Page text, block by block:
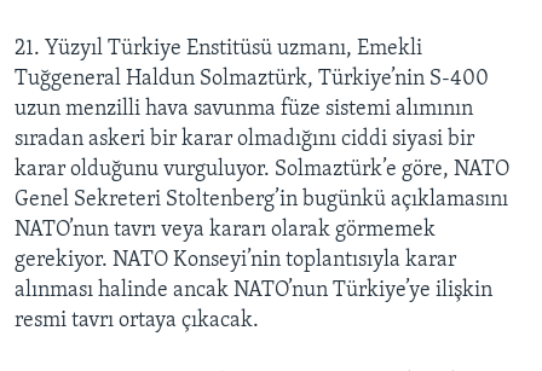
21. Yüzyıl Türkiye Enstitüsü uzmanı, Emekli
Tuğgeneral Haldun Solmaztürk, Türkiye’nin S-400
uzun menzilli hava savunma füze sistemi alımının
sıradan askeri bir karar olmadığını ciddi siyasi bir
karar olduğunu vurguluyor. Solmaztürk’e göre, NATO
Genel Sekreteri Stoltenberg’in bugünkü açıklamasını
NATO’nun tavrı veya kararı olarak görmemek
gerekiyor. NATO Konseyi’nin toplantısıyla karar
alınması halinde ancak NATO’nun Türkiye’ye ilişkin
resmi tavrı ortaya çıkacak.